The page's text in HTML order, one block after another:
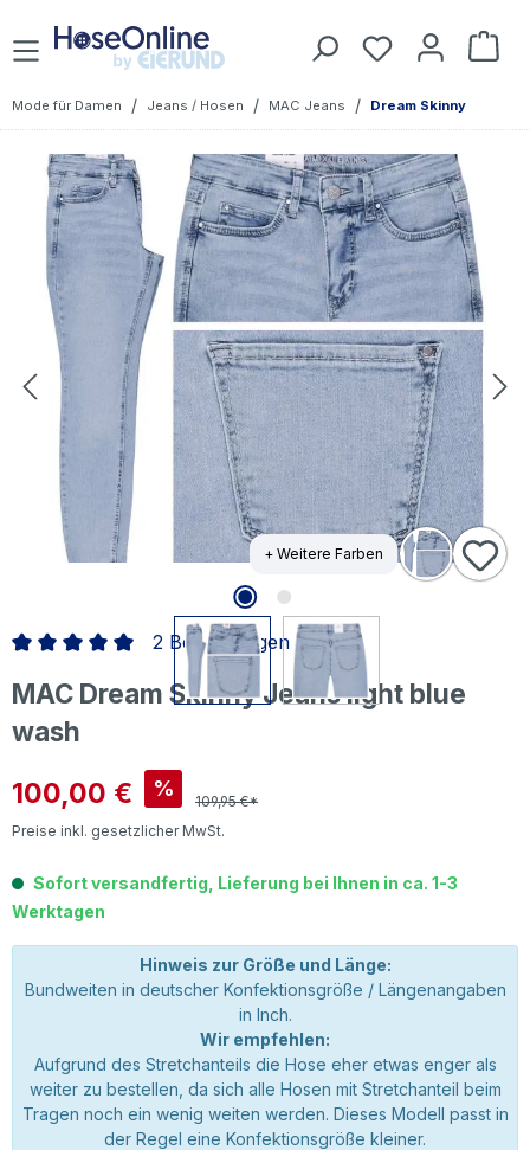
Zum Hauptinhalt springen Du hast 0
Mode für Damen / Jeans / Hosen / MAC Jeans / Dream Skinny
Bildergalerie überspringen
+ Weitere Farben
MAC Dream Skinny Jeans light blue
wash
Verkaufspreis:
100,00 € %
109,95 €*
Preise inkl. gesetzlicher MwSt.
Durchschnittliche Bewertung von 5 von 5 Sternen
2 Bewertungen
Sofort versandfertig, Lieferung bei Ihnen in ca. 1-3
Werktagen
Hinweis zur Größe und Länge:
Bundweiten in deutscher Konfektionsgröße / Längenangaben
in Inch.
Wir empfehlen:
Aufgrund des Stretchanteils die Hose eher etwas enger als
weiter zu bestellen, da sich alle Hosen mit Stretchanteil beim
Tragen noch ein wenig weiten werden. Dieses Modell passt in
der Regel eine Konfektionsgröße kleiner.